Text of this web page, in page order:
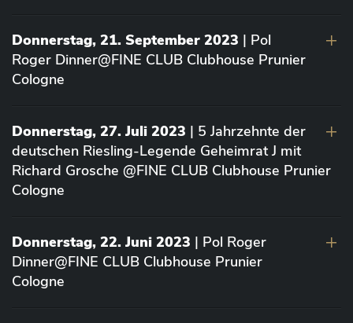
Donnerstag, 21. September 2023 | Pol
Roger Dinner@FINE CLUB Clubhouse Prunier
Cologne
Donnerstag, 27. Juli 2023 | 5 Jahrzehnte der
deutschen Riesling-Legende Geheimrat J mit
Richard Grosche @FINE CLUB Clubhouse Prunier
Cologne
Donnerstag, 22. Juni 2023 | Pol Roger
Dinner@FINE CLUB Clubhouse Prunier
Cologne